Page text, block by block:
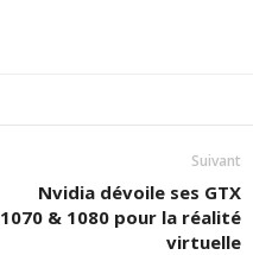
Suivant
Nvidia dévoile ses GTX
1070 & 1080 pour la réalité
virtuelle